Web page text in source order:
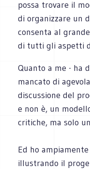
possa trovare il
di organizzare un
consenta al
di tutti gli aspetti
Quanto a me - ha
mancato di
discussione del
e non è, un
critiche, ma solo
Ed ho
illustrando il